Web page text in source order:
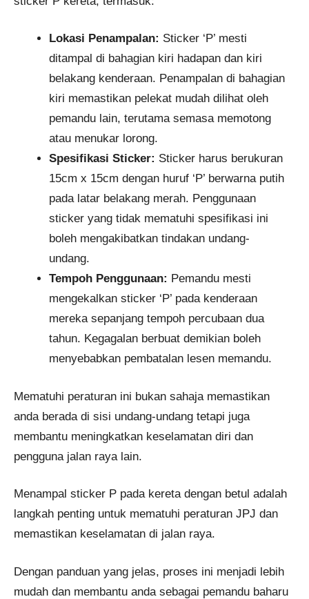
Lokasi Penampalan: Sticker ‘P’ mesti
ditampal di bahagian kiri hadapan dan kiri
belakang kenderaan. Penampalan di bahagian
kiri memastikan pelekat mudah dilihat oleh
pemandu lain, terutama semasa memotong
atau menukar lorong.
Spesifikasi Sticker: Sticker harus berukuran
15cm x 15cm dengan huruf ‘P’ berwarna putih
pada latar belakang merah. Penggunaan
sticker yang tidak mematuhi spesifikasi ini
boleh mengakibatkan tindakan undang-
undang.
Tempoh Penggunaan: Pemandu mesti
mengekalkan sticker ‘P’ pada kenderaan
mereka sepanjang tempoh percubaan dua
tahun. Kegagalan berbuat demikian boleh
menyebabkan pembatalan lesen memandu.
Mematuhi peraturan ini bukan sahaja memastikan
anda berada di sisi undang-undang tetapi juga
membantu meningkatkan keselamatan diri dan
pengguna jalan raya lain.
Menampal sticker P pada kereta dengan betul adalah
langkah penting untuk mematuhi peraturan JPJ dan
memastikan keselamatan di jalan raya.
Dengan panduan yang jelas, proses ini menjadi lebih
mudah dan membantu anda sebagai pemandu baharu